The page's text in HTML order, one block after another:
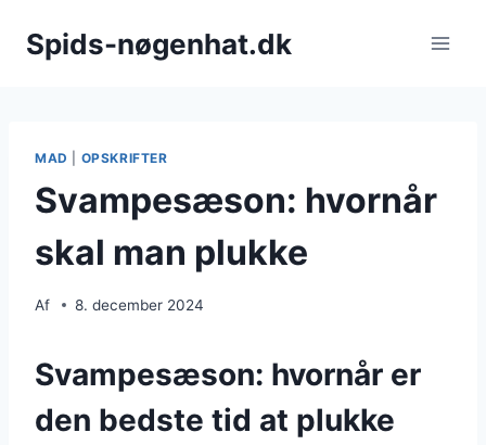
Spids-nøgenhat.dk
MAD OPSKRIFTER
Svampesæson: hvornår
skal man plukke
Af 8. december 2024
Svampesæson: hvornår er
den bedste tid at plukke